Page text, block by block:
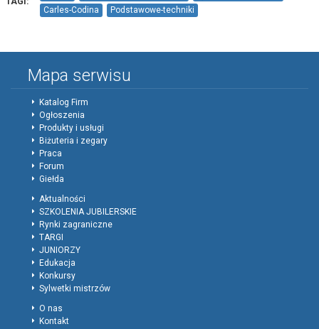
Carles-Codina
Podstawowe-techniki
Mapa serwisu
Katalog Firm
Ogłoszenia
Produkty i usługi
Biżuteria i zegary
Praca
Forum
Giełda
Aktualności
SZKOLENIA JUBILERSKIE
Rynki zagraniczne
TARGI
JUNIORZY
Edukacja
Konkursy
Sylwetki mistrzów
O nas
Kontakt